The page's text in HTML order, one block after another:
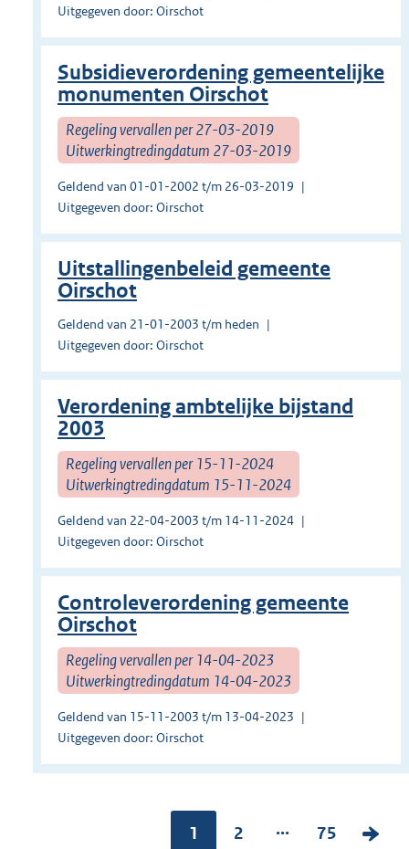
Uitgegeven door: Oirschot
Subsidieverordening gemeentelijke
monumenten Oirschot
Regeling vervallen per 27-03-2019
Uitwerkingtredingdatum 27-03-2019
Geldend van 01-01-2002 t/m 26-03-2019
Uitgegeven door: Oirschot
Uitstallingenbeleid gemeente
Oirschot
Geldend van 21-01-2003 t/m heden
Uitgegeven door: Oirschot
Verordening ambtelijke bijstand
2003
Regeling vervallen per 15-11-2024
Uitwerkingtredingdatum 15-11-2024
Geldend van 22-04-2003 t/m 14-11-2024
Uitgegeven door: Oirschot
Controleverordening gemeente
Oirschot
Regeling vervallen per 14-04-2023
Uitwerkingtredingdatum 14-04-2023
Geldend van 15-11-2003 t/m 13-04-2023
Uitgegeven door: Oirschot
Pagina:
1
P
2 ...
P
75
V